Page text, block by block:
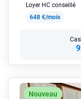
Loyer HC conseillé
648 €/mois
Nouveau